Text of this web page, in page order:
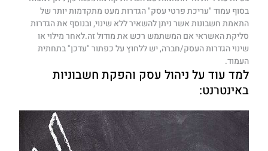
בסוף עמוד "עריכת פרטי עסק" הגדרות מעט מתקדמות יותר של
התאמת חשבונות אשר ניתן להשאיר ללא שינוי, ובנוסף את הגדרות
סליקת האשראי אם המשתמש רכש את מודול זה.לאחר מילוי או
שינוי הגדרות העסק/חברה, יש ללחוץ על כפתור "עדכן" בתחתית
העמוד.
למד עוד על ניהול עסק והפקת חשבוניות
באינטרנט: